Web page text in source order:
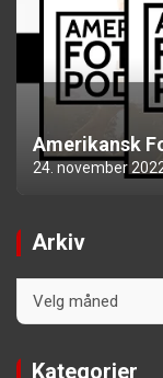
Amerikansk
24. november
Arkiv
Kategorier